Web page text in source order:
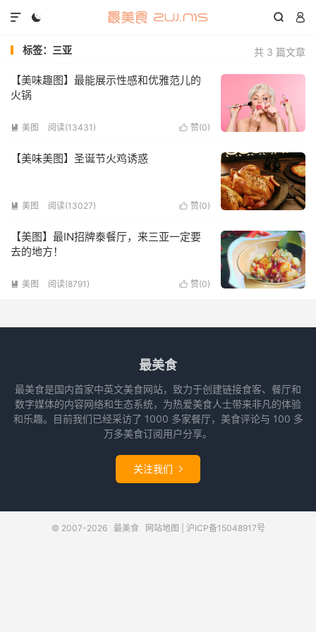
  

共 3 篇文章
标签：三亚
【美味趣图】最能展示性感和优雅范儿的
火锅
 赞(0)
 美图 阅读(13431)
【美味美图】圣诞节火鸡诱惑
 赞(0)
 美图 阅读(13027)
【美图】最IN招牌泰餐厅，来三亚一定要
去的地方！
 赞(0)
 美图 阅读(8791)
最美食
最美食是国内首家中英文美食网站，致力于创建链接食客、餐厅和
数字媒体的内容网络和生态系统，为热爱美食人士带来非凡的体验
和乐趣。目前我们已经采访了 1000 多家餐厅，美食评论与 100 多
万多美食订阅用户分享。
关注我们 
© 2007-2026 最美食 网站地图 沪ICP备15048917号